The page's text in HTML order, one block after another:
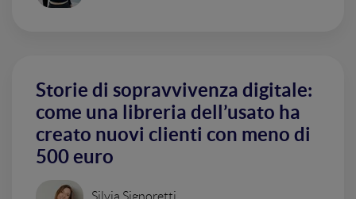
Storie di sopravvivenza digitale:
come una libreria dell’usato ha
creato nuovi clienti con meno di
500 euro
Silvia Signoretti